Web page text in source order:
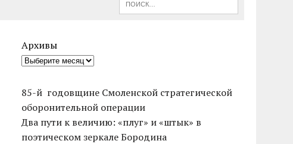
Архивы
85-й годовщине Смоленской стратегической
оборонительной операции
Два пути к величию: «плуг» и «штык» в
поэтическом зеркале Бородина